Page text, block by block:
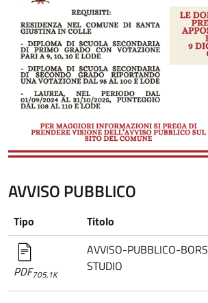
AVVISO PUBBLICO
Tipo Titolo
PDF705,1K
AVVISO-PUBBLICO-
STUDIO